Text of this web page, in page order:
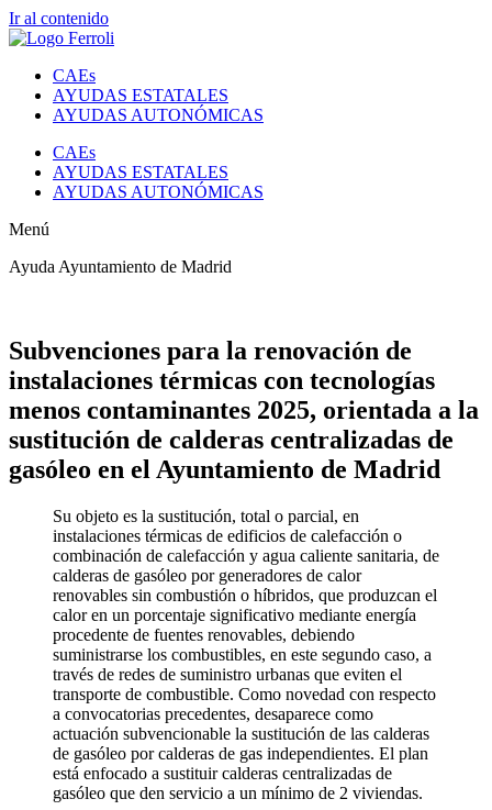
Ir al contenido
CAEs
AYUDAS ESTATALES
AYUDAS AUTONÓMICAS
CAEs
AYUDAS ESTATALES
AYUDAS AUTONÓMICAS
Menú
Ayuda Ayuntamiento de Madrid
Subvenciones para la renovación de
instalaciones térmicas con tecnologías
menos contaminantes 2025, orientada a la
sustitución de calderas centralizadas de
gasóleo en el Ayuntamiento de Madrid
Su objeto es la sustitución, total o parcial, en
instalaciones térmicas de edificios de calefacción o
combinación de calefacción y agua caliente sanitaria, de
calderas de gasóleo por generadores de calor
renovables sin combustión o híbridos, que produzcan el
calor en un porcentaje significativo mediante energía
procedente de fuentes renovables, debiendo
suministrarse los combustibles, en este segundo caso, a
través de redes de suministro urbanas que eviten el
transporte de combustible. Como novedad con respecto
a convocatorias precedentes, desaparece como
actuación subvencionable la sustitución de las calderas
de gasóleo por calderas de gas independientes. El plan
está enfocado a sustituir calderas centralizadas de
gasóleo que den servicio a un mínimo de 2 viviendas.